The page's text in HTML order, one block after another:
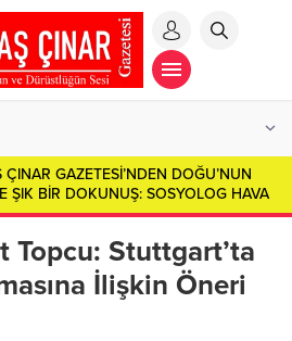
İzinde: Kaybolan Değerler ve Vefa
Topcu: Stuttgart’ta
İlişkin Öneri